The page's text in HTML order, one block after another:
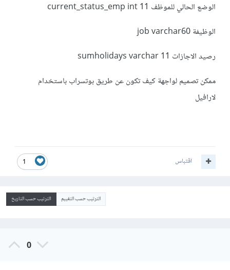
الوضع الحالي للموظف current_status_emp int 11
الوظيفة job varchar60
رصيد الاجازات sumholidays varchar 11
ممكن تصميم لواجهة كيف تكون عن طريق بوتسراب باستخدام
لارافيل
1 اقتباس
الترتيب حسب التقييم الترتيب حسب التاريخ
0